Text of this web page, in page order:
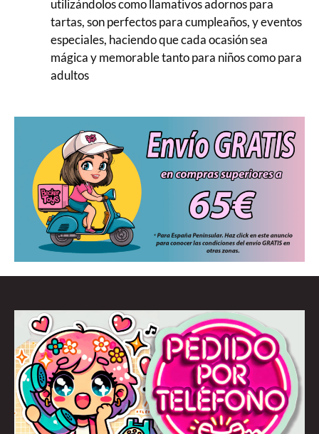
utilizándolos como llamativos adornos para
tartas, son perfectos para cumpleaños, y eventos
especiales, haciendo que cada ocasión sea
mágica y memorable tanto para niños como para
adultos